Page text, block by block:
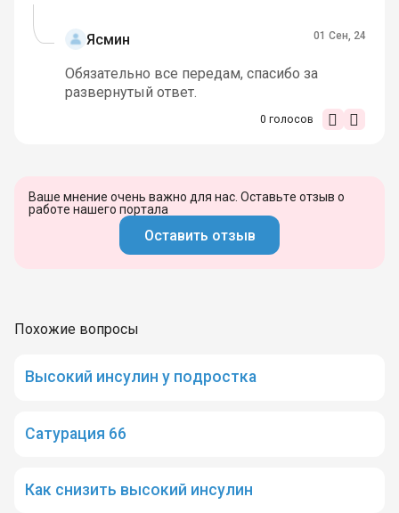
Ясмин 01 Сен, 24
Обязательно все передам, спасибо за
развернутый ответ.
0 голосов
Ваше мнение очень важно для нас. Оставьте отзыв о
работе нашего портала
Оставить отзыв
Похожие вопросы
Высокий инсулин у подростка
Сатурация 66
Как снизить высокий инсулин